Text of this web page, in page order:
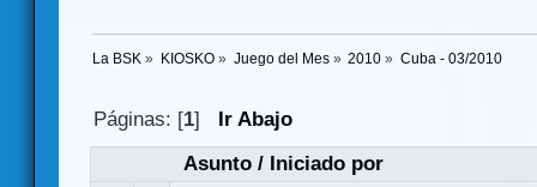
La BSK » KIOSKO» Juego del Mes» 2010 » Cuba - 03/2010
Páginas: [1]
Ir Abajo
Asunto/ Iniciado por